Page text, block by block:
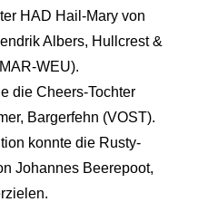
HAD Hail-Mary von
Albers, Hullcrest &
WEU).
die Cheers-Tochter
Bargerfehn (VOST).
konnte die Rusty-
Johannes Beerepoot,